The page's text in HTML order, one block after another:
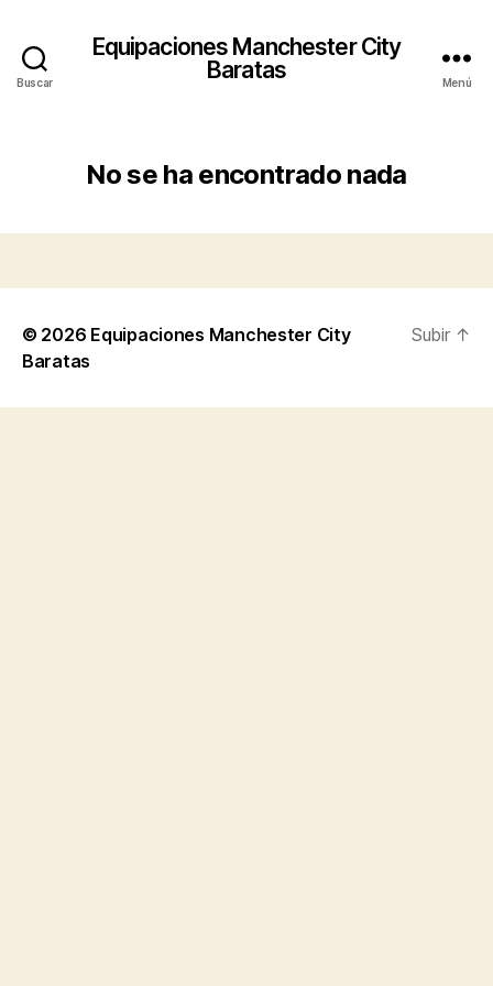
Buscar
Equipaciones Manchester City
Baratas
Menú
No se ha encontrado nada
© 2026 Equipaciones Manchester City
Baratas
Subir ↑